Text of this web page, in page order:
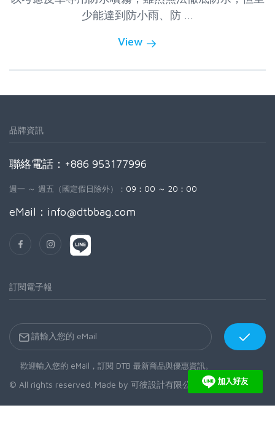
少能達到防小雨、防 ...
View
品牌資訊
聯絡電話：+886 953177996
週一 ～ 週五（國定假日除外）： 09：00 ～ 20：00
eMail： info@dtbbag.com
訂閱電子報
歡迎輸入您的 eMail，訂閱 DTB 最新商品與優惠資訊。
© All rights reserved. Made by 可彼設計有限公司